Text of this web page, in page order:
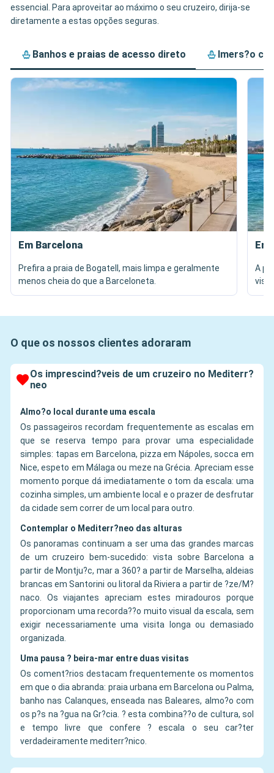
essencial. Para aproveitar ao máximo o seu cruzeiro, dirija-se
diretamente a estas opções seguras.
Banhos e praias de acesso direto Imers?o
Em Barcelona
Prefira a praia de Bogatell, mais limpa e geralmente
menos cheia do que a Barceloneta.
A
O que os nossos clientes adoraram
Os imprescind?veis de um cruzeiro no Mediterr?
neo
Almo?o local durante uma escala
Os passageiros recordam frequentemente as escalas em
que se reserva tempo para provar uma especialidade
simples: tapas em Barcelona, pizza em Nápoles, socca em
Nice, espeto em Málaga ou meze na Grécia. Apreciam esse
momento porque dá imediatamente o tom da escala: uma
cozinha simples, um ambiente local e o prazer de desfrutar
da cidade sem correr de um local para outro.
Contemplar o Mediterr?neo das alturas
Os panoramas continuam a ser uma das grandes marcas
de um cruzeiro bem-sucedido: vista sobre Barcelona a
partir de Montju?c, mar a 360? a partir de Marselha, aldeias
brancas em Santorini ou litoral da Riviera a partir de ?ze/M?
naco. Os viajantes apreciam estes miradouros porque
proporcionam uma recorda??o muito visual da escala, sem
exigir necessariamente uma visita longa ou demasiado
organizada.
Uma pausa ? beira-mar entre duas visitas
Os coment?rios destacam frequentemente os momentos
em que o dia abranda: praia urbana em Barcelona ou Palma,
banho nas Calanques, enseada nas Baleares, almo?o com
os p?s na ?gua na Gr?cia. ? esta combina??o de cultura, sol
e tempo livre que confere ? escala o seu car?ter
verdadeiramente mediterr?nico.